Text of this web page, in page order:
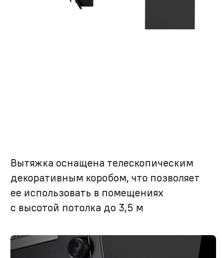
Вытяжка оснащена телескопическим
декоративным коробом, что позволяет
ее использовать в помещениях
с высотой потолка до 3,5 м